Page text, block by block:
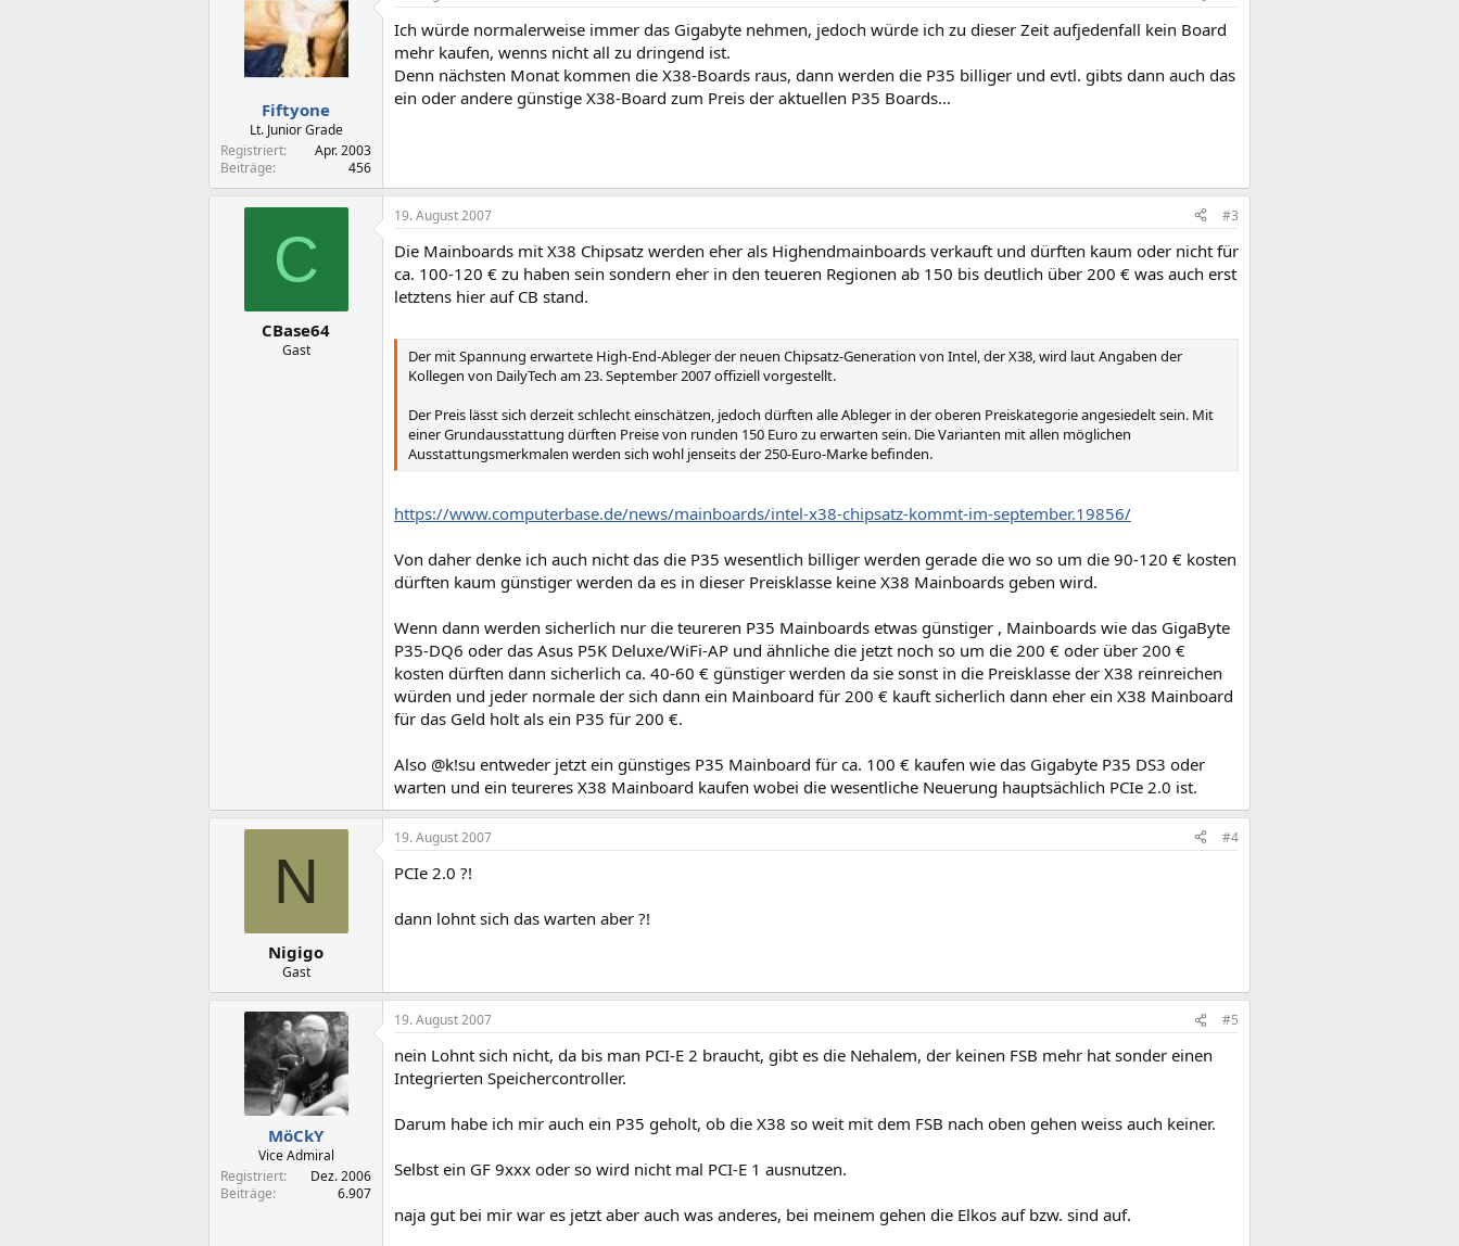
Fiftyone
Lt. Junior Grade
Registriert
Apr. 2003
Beiträge
456
Ich würde normalerweise immer das Gigabyte nehmen, jedoch würde ich zu dieser Zeit aufjedenfall kein Board
mehr kaufen, wenns nicht all zu dringend ist.
Denn nächsten Monat kommen die X38-Boards raus, dann werden die P35 billiger und evtl. gibts dann auch das
ein oder andere günstige X38-Board zum Preis der aktuellen P35 Boards...
C
CBase64
Gast
19. August 2007 #3
Die Mainboards mit X38 Chipsatz werden eher als Highendmainboards verkauft und dürften kaum oder nicht für
ca. 100-120 € zu haben sein sondern eher in den teueren Regionen ab 150 bis deutlich über 200 € was auch erst
letztens hier auf CB stand.
Der mit Spannung erwartete High-End-Ableger der neuen Chipsatz-Generation von Intel, der X38, wird laut Angaben der
Kollegen von DailyTech am 23. September 2007 offiziell vorgestellt.
Der Preis lässt sich derzeit schlecht einschätzen, jedoch dürften alle Ableger in der oberen Preiskategorie angesiedelt sein. Mit
einer Grundausstattung dürften Preise von runden 150 Euro zu erwarten sein. Die Varianten mit allen möglichen
Ausstattungsmerkmalen werden sich wohl jenseits der 250-Euro-Marke befinden.
https://www.computerbase.de/news/mainboards/intel-x38-chipsatz-kommt-im-september.19856/
Von daher denke ich auch nicht das die P35 wesentlich billiger werden gerade die wo so um die 90-120 € kosten
dürften kaum günstiger werden da es in dieser Preisklasse keine X38 Mainboards geben wird.
Wenn dann werden sicherlich nur die teureren P35 Mainboards etwas günstiger , Mainboards wie das GigaByte
P35-DQ6 oder das Asus P5K Deluxe/WiFi-AP und ähnliche die jetzt noch so um die 200 € oder über 200 €
kosten dürften dann sicherlich ca. 40-60 € günstiger werden da sie sonst in die Preisklasse der X38 reinreichen
würden und jeder normale der sich dann ein Mainboard für 200 € kauft sicherlich dann eher ein X38 Mainboard
für das Geld holt als ein P35 für 200 €.
Also @k!su entweder jetzt ein günstiges P35 Mainboard für ca. 100 € kaufen wie das Gigabyte P35 DS3 oder
warten und ein teureres X38 Mainboard kaufen wobei die wesentliche Neuerung hauptsächlich PCIe 2.0 ist.
N
Nigigo
Gast
19. August 2007 #4
PCIe 2.0 ?!
dann lohnt sich das warten aber ?!
MöCkY
Vice Admiral
Registriert
Dez. 2006
Beiträge
6.907
19. August 2007 #5
nein Lohnt sich nicht, da bis man PCI-E 2 braucht, gibt es die Nehalem, der keinen FSB mehr hat sonder einen
Integrierten Speichercontroller.
Darum habe ich mir auch ein P35 geholt, ob die X38 so weit mit dem FSB nach oben gehen weiss auch keiner.
Selbst ein GF 9xxx oder so wird nicht mal PCI-E 1 ausnutzen.
naja gut bei mir war es jetzt aber auch was anderes, bei meinem gehen die Elkos auf bzw. sind auf.